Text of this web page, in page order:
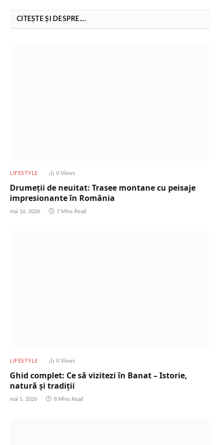
CITEȘTE ȘI DESPRE....
LIFESTYLE 0 Views
Drumeții de neuitat: Trasee montane cu peisaje
impresionante în România
mai 16, 2026 7 Mins Read
LIFESTYLE 0 Views
Ghid complet: Ce să vizitezi în Banat – Istorie,
natură și tradiții
mai 5, 2026 8 Mins Read